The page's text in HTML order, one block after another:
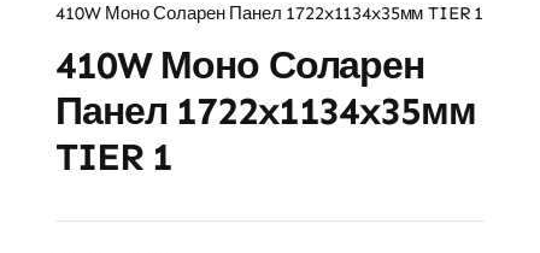
410W Моно Соларен Панел 1722x1134x35мм TIER 1
410W Моно Соларен
Панел 1722x1134x35мм
TIER 1